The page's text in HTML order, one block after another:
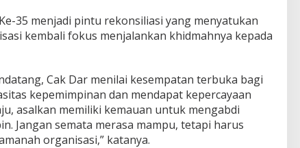
35 menjadi pintu rekonsiliasi yang menyatukan
kembali fokus menjalankan khidmahnya kepada
Cak Dar menilai kesempatan terbuka bagi
kepemimpinan dan mendapat kepercayaan
asalkan memiliki kemauan untuk mengabdi
Jangan semata merasa mampu, tetapi harus
organisasi,” katanya.